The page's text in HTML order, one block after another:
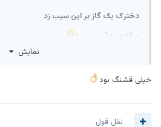
دخترک یک گاز بر این سیب زد
و گازی به آن سیب !
لبخند روی لبان مادر خشکید !
اما دخترک یکی از سیب های گاز زده را به
نمایش
خیلی قشنگ بود
نقل قول